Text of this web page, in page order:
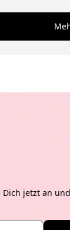
Berge
jetzt an